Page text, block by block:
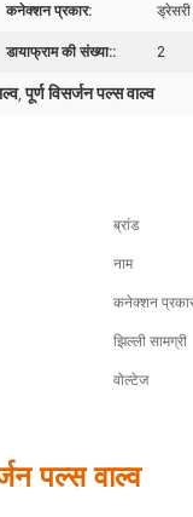
कनेक्शन प्रकार:
डायाफ्राम की संख्या:: 2
,पूर्ण विसर्जन पल्स वाल्व
ब्रांड
नाम
कनेक्शन
झिल्ली सामग्री
वोल्टेज
पल्स वाल्व